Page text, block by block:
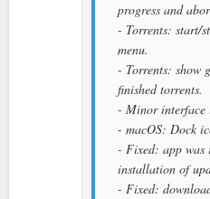
progress and
- Torrents: start/
menu.
- Torrents: show
finished torrents.
- Minor interface
- macOS: Dock
- Fixed: app was
installation of
- Fixed: